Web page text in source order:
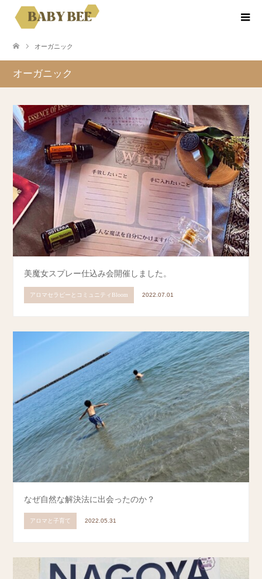
オーガニック
オーガニック
美魔女スプレー仕込み会開催しました。
アロマセラピーとコミュニティBloom 2022.07.01
なぜ自然な解決法に出会ったのか？
アロマと子育て 2022.05.31